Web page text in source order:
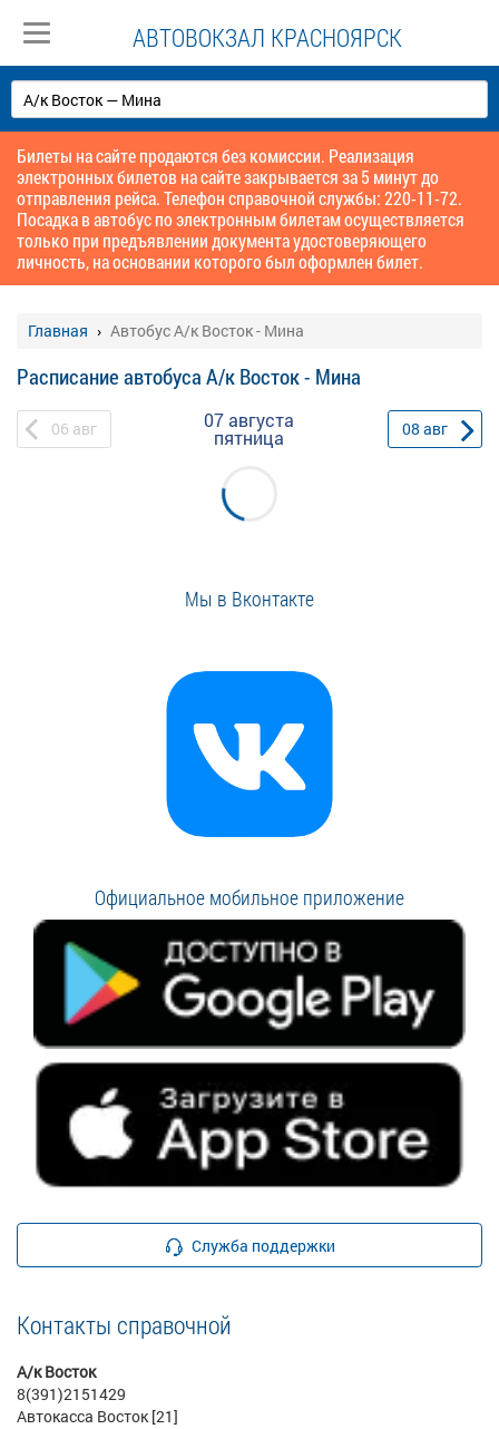
АВТОВОКЗАЛ КРАСНОЯРСК
Билеты на сайте продаются без комиссии. Реализация
электронных билетов на сайте закрывается за 5 минут до
отправления рейса. Телефон справочной службы: 220-11-72.
Посадка в автобус по электронным билетам осуществляется
только при предъявлении документа удостоверяющего
личность, на основании которого был оформлен билет.
Главная Автобус А/к Восток - Мина
Расписание автобуса А/к Восток - Мина
06 авг 07 августа
пятница 08 авг
Мы в Вконтакте
Официальное мобильное приложение
Служба поддержки
Контакты справочной
А/к Восток
8(391)2151429
Автокасса Восток [21]